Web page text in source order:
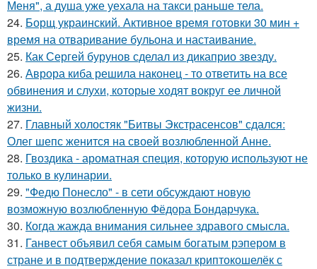
Меня", а душа уже уехала на такси раньше тела.
24. Борщ украинский. Активное время готовки 30 мин +
время на отваривание бульона и настаивание.
25. Как Сергей бурунов сделал из дикаприо звезду.
26. Аврора киба решила наконец - то ответить на все
обвинения и слухи, которые ходят вокруг ее личной
жизни.
27. Главный холостяк "Битвы Экстрасенсов" сдался:
Олег шепс женится на своей возлюбленной Анне.
28. Гвоздика - ароматная специя, которую используют не
только в кулинарии.
29. "Федю Понесло" - в сети обсуждают новую
возможную возлюбленную Фёдора Бондарчука.
30. Когда жажда внимания сильнее здравого смысла.
31. Ганвест объявил себя самым богатым рэпером в
стране и в подтверждение показал криптокошелёк с